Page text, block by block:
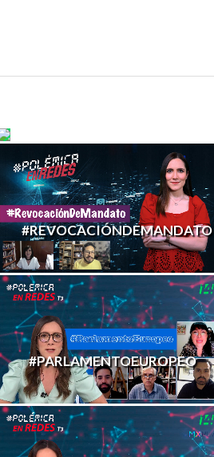
#DEPPVSHEARD
#REVOCACIÓNDEMANDATO
#PARLAMENTOEUROPEO